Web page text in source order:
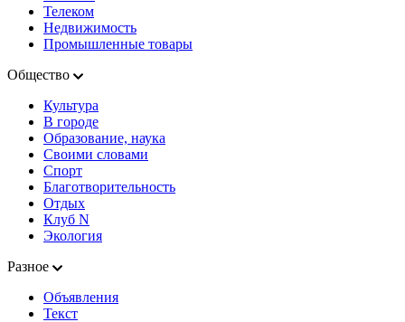
Телеком
Недвижимость
Промышленные товары
Общество
Культура
В городе
Образование, наука
Своими словами
Спорт
Благотворительность
Отдых
Клуб N
Экология
Разное
Объявления
Текст